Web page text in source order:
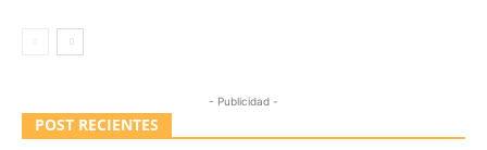
- Publicidad -
POST RECIENTES